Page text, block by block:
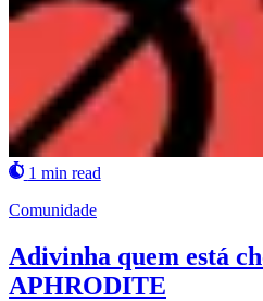
1 min read
Comunidade
Adivinha quem está
APHRODITE